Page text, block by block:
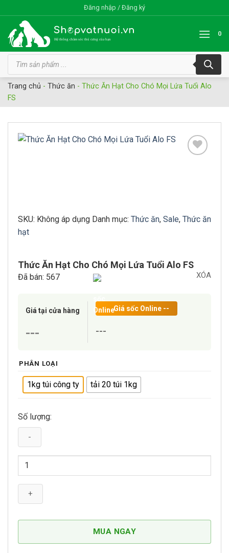
qua
nội
dung
Đăng nhập / Đăng ký
0
Tìm
kiếm
phẩm
Trang chủ - Thức ăn - Thức Ăn Hạt Cho Chó Mọi Lứa Tuổi Alo
FS
SKU: Không áp dụng Danh mục: Thức ăn, Sale, Thức ăn
hạt
Thức Ăn Hạt Cho Chó Mọi Lứa Tuổi Alo FS
Đã bán: 567
Giá tại cửa hàng
---
Giá sốc Online --
---
PHÂN LOẠI
1kg túi công ty tải 20 túi 1kg
XÓA
Số lượng:
Thức
Hạt
Cho
Mọi
Tuổi
MUA NGAY